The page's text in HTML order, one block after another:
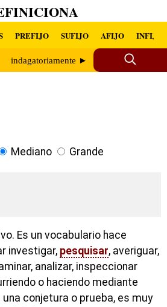
PREFIJO SUFIJO AFIJO INFIJO
indagatoriamente ►
Mediano Grande
Es un vocabulario hace
investigar, pesquisar, averiguar,
analizar, inspeccionar
o haciendo mediante
conjetura o prueba, es muy